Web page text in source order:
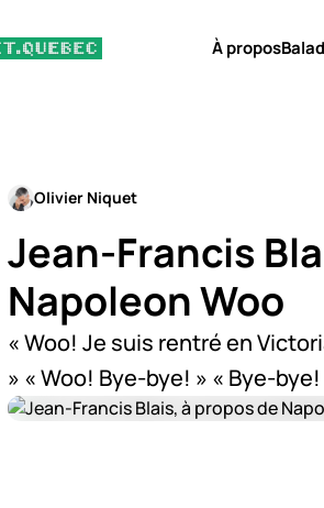
À propos
Olivier Niquet
Jean-Francis
Napoleon Woo
« Woo! Je suis rentré en
» « Woo! Bye-bye! » « Bye-